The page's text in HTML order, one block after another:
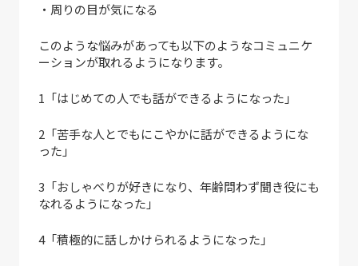
・周りの目が気になる
このような悩みがあっても以下のようなコミュニケ
ーションが取れるようになります。
1「はじめての人でも話ができるようになった」
2「苦手な人とでもにこやかに話ができるようにな
った」
3「おしゃべりが好きになり、年齢問わず聞き役にも
なれるようになった」
4「積極的に話しかけられるようになった」